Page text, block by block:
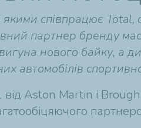
співпрацює
партнер бренду
нового байку, а
автомобілів
Aston Martin і Brough